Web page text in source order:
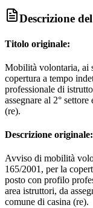
Descrizione
Titolo originale:
Mobilità volontaria, ai
copertura a tempo
professionale di
assegnare al 2°
(re).
Descrizione originale:
Avviso di mobilità
165/2001, per la
posto con profilo
area istruttori, da
comune di casina (re).